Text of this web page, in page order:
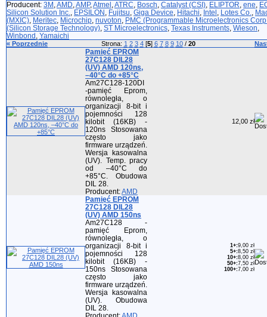
Producent: 3M AMD AMP, Atmel ATRC Bosch Catalyst (CSI) ELIPTOR ene
Silicon Solution Inc.
EPSILON Fujitsu Giga Device Hitachi Intel Lotes Co.
(MXIC) Meritec Microchip nuvoton
PMC (Programmable Microelectronics
(Silicon Storage Technology) ST Microelectronics Texas Instruments Wieson
Winbond Yamaichi
« Poprzednie Strona: 1 2 3 4[5] 6 7 8 9 10/ 20
Pamięć EPROM
27C128 DIL28
(UV) AMD 120ns,
–40°C do +85°C
Am27C128-120DI
-pamięć Eprom,
równoległa, o
organizacji 8-bit i
pojemności 128
kilobit (16KB) -
120ns Stosowana
często jako
firmware urządzeń.
Wersja kasowalna
(UV). Temp. pracy
od –40°C do
+85°C. Obudowa
DIL 28.
Producent:AMD
12,00 zł
Pamięć EPROM
27C128 DIL28
(UV) AMD 150ns
Am27C128 -
pamięć Eprom,
równoległa, o
organizacji 8-bit i
pojemności 128
kilobit (16KB) -
150ns Stosowana
często jako
firmware urządzeń.
Wersja kasowalna
(UV). Obudowa
DIL 28.
1+:9,00 zł
5+:8,50 zł
10+:8,00 zł
50+:7,50 zł
100+:7,00 zł